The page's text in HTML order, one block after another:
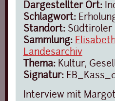
Dargestellter Ort:
Schlagwort:
Standort: Südtiroler
Sammlung:
Landesarchiv
Thema: Kultur,
Signatur:
Interview mit